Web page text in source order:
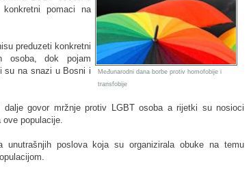
Međunarodni dana borbe protiv homofobije i
transfobije
pomaci na
preduzeti konkretni
osoba, dok pojam
su na snazi u Bosni i
govor mržnje protiv LGBT osoba a rijetki su nosioci
populacije.
unutrašnjih poslova koja su organizirala obuke na temu